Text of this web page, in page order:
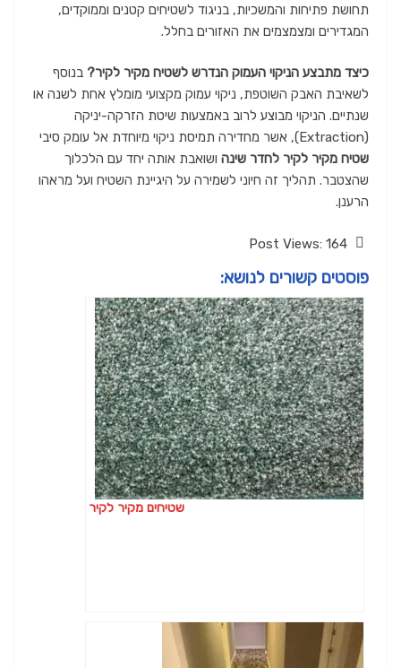
תחושת פתיחות והמשכיות, בניגוד לשטיחים קטנים וממוקדים,
המגדירים ומצמצמים את האזורים בחלל.
כיצד מתבצע הניקוי העמוק הנדרש לשטיח מקיר לקיר? בנוסף
לשאיבת האבק השוטפת, ניקוי עמוק מקצועי מומלץ אחת לשנה או
שנתיים. הניקוי מבוצע לרוב באמצעות שיטת הזרקה-יניקה
(Extraction), אשר מחדירה תמיסת ניקוי מיוחדת אל עומק סיבי
שטיח מקיר לקיר לחדר שינה ושואבת אותה יחד עם הלכלוך
שהצטבר. תהליך זה חיוני לשמירה על היגיינת השטיח ועל מראהו
הרענן.
Post Views: 164
פוסטים קשורים לנושא:
שטיחים מקיר לקיר